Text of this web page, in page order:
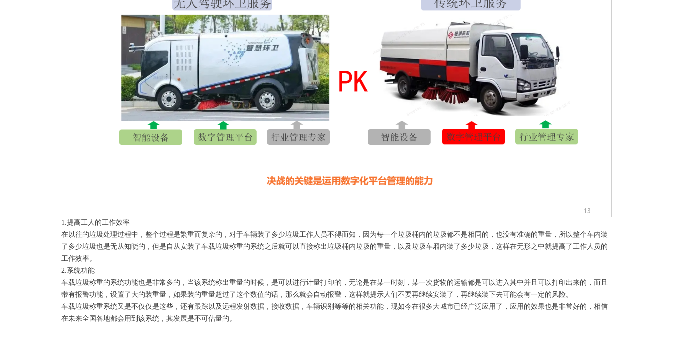
1.提高工人的工作效率
在以往的垃圾处理过程中，整个过程是繁重而复杂的，对于车辆装了多少垃圾工作人员不得而知，因为每一个垃圾桶内的垃圾都不是相同的，也没有准确的重量，所以整个车内装
了多少垃圾也是无从知晓的，但是自从安装了车载垃圾称重的系统之后就可以直接称出垃圾桶内垃圾的重量，以及垃圾车厢内装了多少垃圾，这样在无形之中就提高了工作人员的
工作效率。
2.系统功能
车载垃圾称重的系统功能也是非常多的，当该系统称出重量的时候，是可以进行计量打印的，无论是在某一时刻，某一次货物的运输都是可以进入其中并且可以打印出来的，而且
带有报警功能，设置了大的装重量，如果装的重量超过了这个数值的话，那么就会自动报警，这样就提示人们不要再继续安装了，再继续装下去可能会有一定的风险。
车载垃圾称重系统又是不仅仅是这些，还有跟踪以及远程发射数据，接收数据，车辆识别等等的相关功能，现如今在很多大城市已经广泛应用了，应用的效果也是非常好的，相信
在未来全国各地都会用到该系统，其发展是不可估量的。